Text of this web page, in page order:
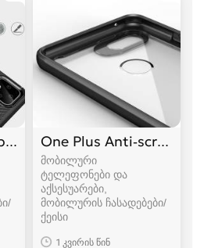
CaseOne Plus Anti-scratch
მობილური
ტელეფონები და
აქსესუარები,
მობილურის ჩასადებები/
ქეისი
1 კვირის წინ